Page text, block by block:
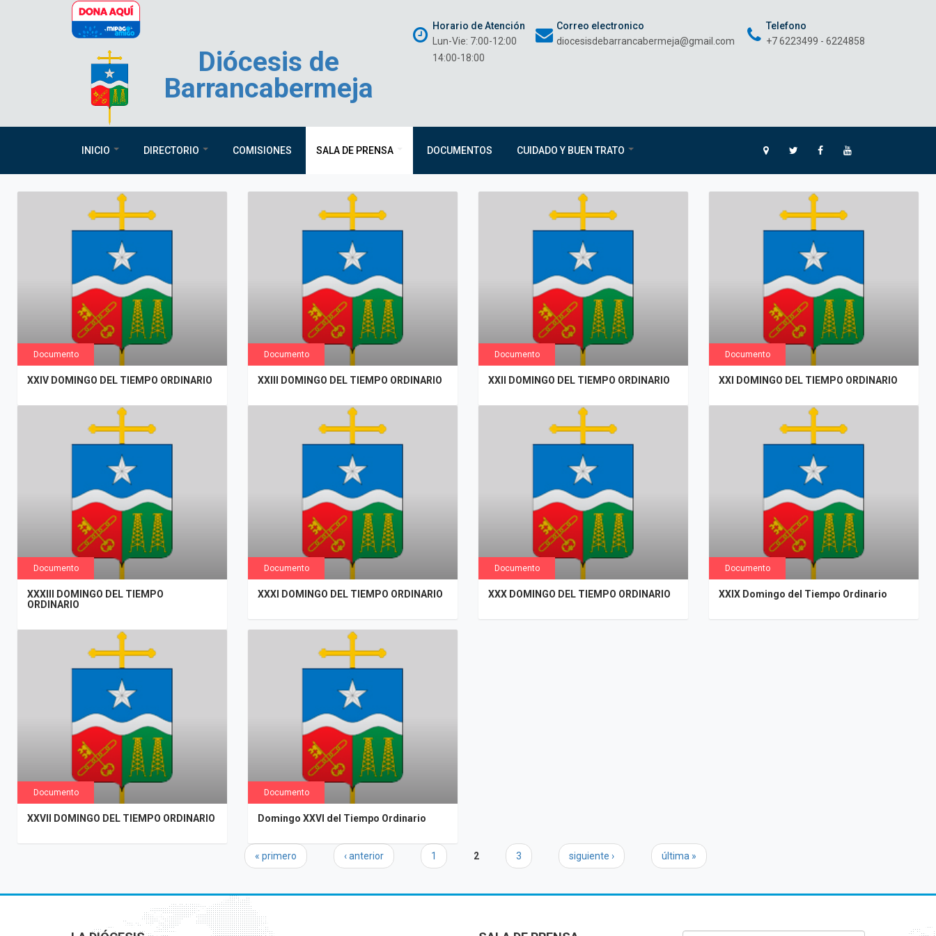
Pasar al contenido principal
Diócesis de
Barrancabermeja
Horario de Atención
Lun-Vie: 7:00-12:00
14:00-18:00
Correo electronico
diocesisdebarrancabermeja@gmail.com
Telefono
+7 6223499 - 6224858
INICIO DIRECTORIO COMISIONES SALA DE PRENSA DOCUMENTOS CUIDADO Y BUEN TRATO
Documento
XXIV DOMINGO DEL TIEMPO ORDINARIO
Documento
XXIII DOMINGO DEL TIEMPO ORDINARIO
Documento
XXII DOMINGO DEL TIEMPO ORDINARIO
Documento
XXI DOMINGO DEL TIEMPO ORDINARIO
Documento
XXXIII DOMINGO DEL TIEMPO
ORDINARIO
Documento
XXXI DOMINGO DEL TIEMPO ORDINARIO
Documento
XXX DOMINGO DEL TIEMPO ORDINARIO
Documento
XXIX Domingo del Tiempo Ordinario
Documento
XXVII DOMINGO DEL TIEMPO ORDINARIO
Documento
Domingo XXVI del Tiempo Ordinario
« primero ‹ anterior 1 2 3 siguiente › última »